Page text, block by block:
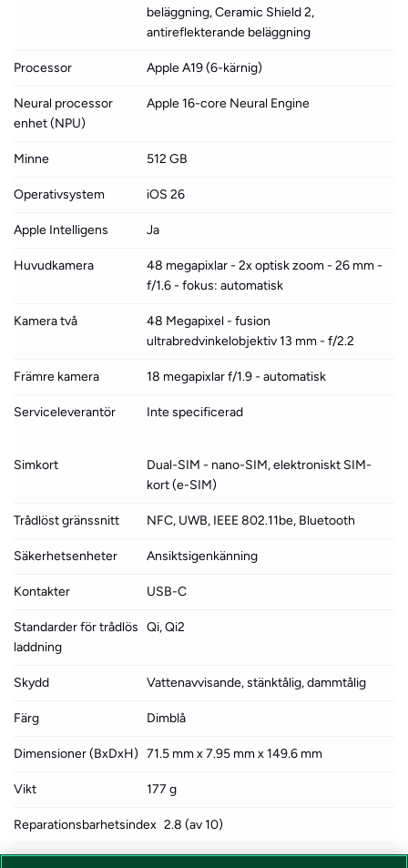
beläggning, Ceramic Shield 2,
antireflekterande beläggning
Processor Apple A19 (6-kärnig)
Neural processor
enhet (NPU)
Apple 16-core Neural Engine
Minne 512 GB
Operativsystem iOS 26
Apple Intelligens Ja
Huvudkamera
48 megapixlar - 2x optisk zoom - 26 mm -
f/1.6 - fokus: automatisk
Kamera två
48 Megapixel - fusion
ultrabredvinkelobjektiv 13 mm - f/2.2
Främre kamera 18 megapixlar f/1.9 - automatisk
Serviceleverantör Inte specificerad
Simkort
Dual-SIM - nano-SIM, elektroniskt SIM-
kort (e-SIM)
Trådlöst gränssnitt NFC, UWB, IEEE 802.11be, Bluetooth
Säkerhetsenheter Ansiktsigenkänning
Kontakter USB-C
Standarder för trådlös
laddning
Qi, Qi2
Skydd Vattenavvisande, stänktålig, dammtålig
Färg Dimblå
Dimensioner (BxDxH) 71.5 mm x 7.95 mm x 149.6 mm
Vikt 177 g
Reparationsbarhetsindex 2.8 (av 10)
Koldioxidavtryck 61 kg koldioxidutsläpp